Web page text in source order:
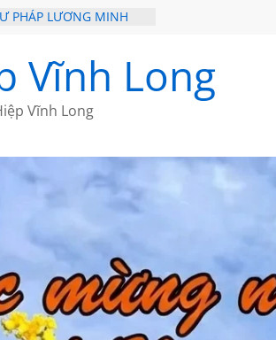
PHÁP LƯƠNG MINH
NHỮNG TRANG
CHÂU LỆ DUNG
NÚI
Vĩnh Long
Vĩnh Long